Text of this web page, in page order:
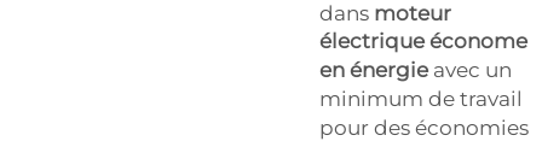
dans moteur
électrique économe
en énergie avec un
minimum de travail
pour des économies